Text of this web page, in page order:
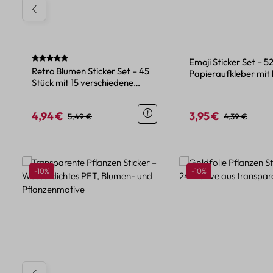
Durchschnittliche Bewertung von 5 von 5 Sternen
Retro Blumen Sticker Set – 45
Stück mit 15 verschiedene
Verkaufspreis:
4,94 € Regulärer Preis:
5,49 €
Emoji Sticker Set –
Papieraufkleber mit
Verkaufspreis:
3,95 € Regulärer
4,39 €
Produktgalerie überspringen
Rabatt
-10% Rabatt
-10%